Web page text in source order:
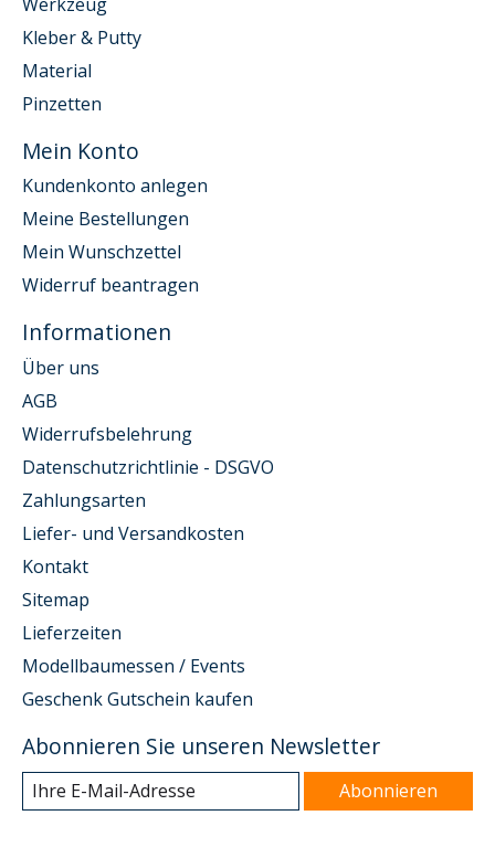
Kleber & Putty
Material
Pinzetten
Mein Konto
Kundenkonto anlegen
Meine Bestellungen
Mein Wunschzettel
Widerruf beantragen
Informationen
Über uns
AGB
Widerrufsbelehrung
Datenschutzrichtlinie - DSGVO
Zahlungsarten
Liefer- und Versandkosten
Kontakt
Sitemap
Lieferzeiten
Modellbaumessen / Events
Geschenk Gutschein kaufen
Abonnieren Sie unseren Newsletter
Abonnieren